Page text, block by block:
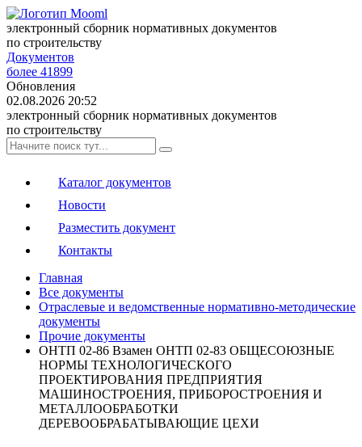
электронный сборник нормативных документов
по строительству
Документов
более 41899
Обновления
02.08.2026 20:52
электронный сборник нормативных документов
по строительству
Каталог документов
Новости
Разместить документ
Контакты
Главная
Все документы
Отраслевые и ведомственные нормативно-методические
документы
Прочие документы
ОНТП 02-86 Взамен ОНТП 02-83 ОБЩЕСОЮЗНЫЕ
НОРМЫ ТЕХНОЛОГИЧЕСКОГО
ПРОЕКТИРОВАНИЯ ПРЕДПРИЯТИЯ
МАШИНОСТРОЕНИЯ, ПРИБОРОСТРОЕНИЯ И
МЕТАЛЛООБРАБОТКИ
ДЕРЕВООБРАБАТЫВАЮЩИЕ ЦЕХИ